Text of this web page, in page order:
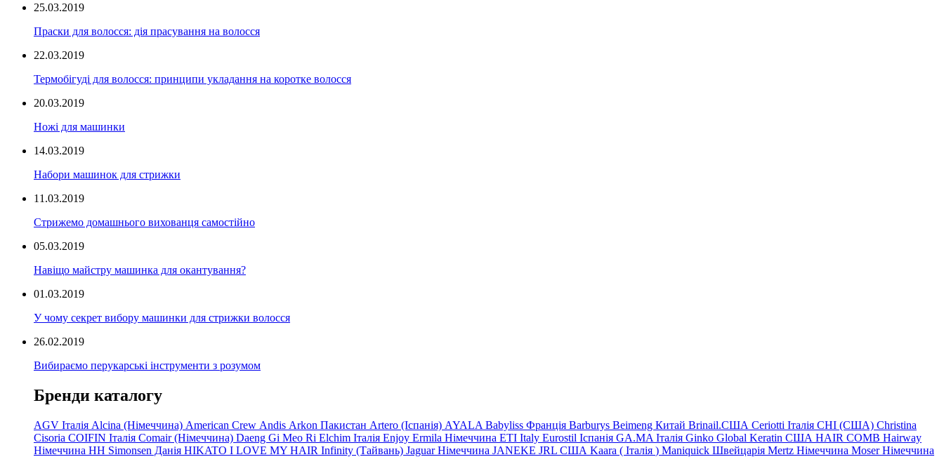
25.03.2019
Праски для волосся: дія прасування на волосся
22.03.2019
Термобігуді для волосся: принципи укладання на коротке волосся
20.03.2019
Ножі для машинки
14.03.2019
Набори машинок для стрижки
11.03.2019
Стрижемо домашнього вихованця самостійно
05.03.2019
Навіщо майстру машинка для окантування?
01.03.2019
У чому секрет вибору машинки для стрижки волосся
26.02.2019
Вибираємо перукарські інструменти з розумом
Бренди каталогу
AGV Італія Alcina (Німеччина) American Crew Andis Arkon Пакистан Artero (Іспанія) AYALA Babyliss Франція Barburys Beimeng Китай Brinail.США Ceriotti Італія CHI (США) Christina
Cisoria COIFIN Італія Comair(Німеччина) Daeng Gi Meo Ri Elchim Італія Enjoy Ermila Німеччина ETI Italy Eurostil Іспанія GA.MA Італія Ginko Global Keratin США HAIR COMB Hairway
Німеччина HH Simonsen Данія HIKATO I LOVE MY HAIR Infinity (Тайвань) Jaguar Німеччина JANEKE JRL США Kaara ( Італія ) Maniquick Швейцарія Mertz Німеччина Moser Німеччина